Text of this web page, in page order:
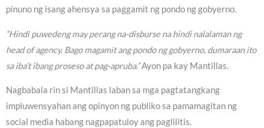
pinuno ng isang ahensya sa paggamit ng pondo ng gobyerno.
“Hindi puwedeng may perang na-disburse na hindi nalalaman ng
head of agency. Bago magamit ang pondo ng gobyerno, dumaraan ito
sa iba’t ibang proseso at pag-apruba.”Ayon pa kay Mantillas.
Nagbabala rin si Mantillas laban sa mga pagtatangkang
impluwensyahan ang opinyon ng publiko sa pamamagitan ng
social media habang nagpapatuloy ang paglilitis.